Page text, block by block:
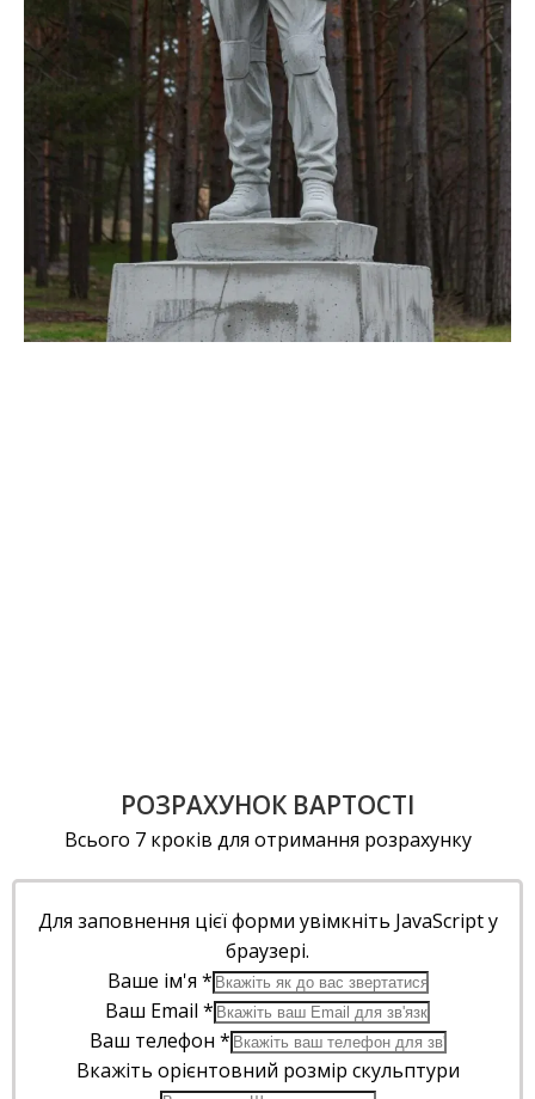
РОЗРАХУНОК ВАРТОСТІ
Всього 7 кроків для отримання розрахунку
Для заповнення цієї форми увімкніть JavaScript у
браузері.
Ваше ім'я *
Ваш Email *
Ваш телефон *
Вкажіть орієнтовний розмір скульптури